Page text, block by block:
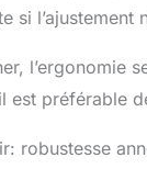
si l’ajustement
l’ergonomie
est préférable
robustesse